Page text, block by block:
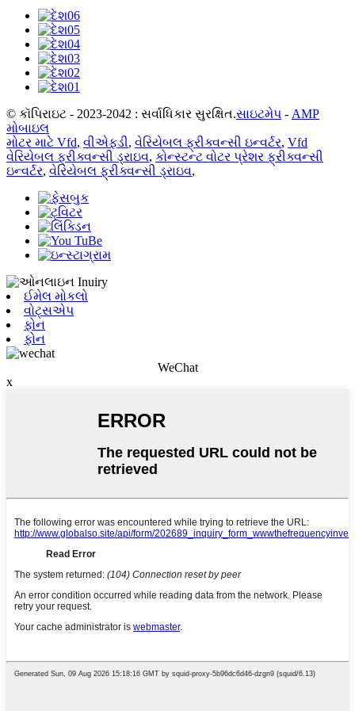
© કૉપિરાઇટ - 2023-2042 : સર્વાધિકાર સુરક્ષિત.સાઇટમેપ - AMP
મોબાઇલ
મોટર માટે Vfd, વીએફડી, વેરિયેબલ ફ્રીક્વન્સી ઇન્વર્ટર, Vfd
વેરિયેબલ ફ્રીક્વન્સી ડ્રાઇવ, કોન્સ્ટન્ટ વોટર પ્રેશર ફ્રીક્વન્સી
ઇન્વર્ટર, વેરિયેબલ ફ્રીક્વન્સી ડ્રાઇવ,
ઈમેલ મોકલો
વોટ્સએપ
ફોન
ફોન
WeChat
x